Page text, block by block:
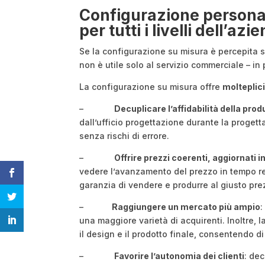
Configurazione
per tutti i livelli
Se la configurazione su misura è
non è utile solo al servizio commerciale –
La configurazione su misura offre
– Decuplicare l’affidabilità della
dall’ufficio progettazione durante la
senza rischi di errore.
– Offrire prezzi coerenti, aggiornati
vedere l’avanzamento del prezzo in
garanzia di vendere e produrre al giusto
– Raggiungere un mercato più ampio
una maggiore varietà di acquirenti. Inoltre,
il design e il prodotto finale, consentendo
– Favorire l’autonomia dei clienti: